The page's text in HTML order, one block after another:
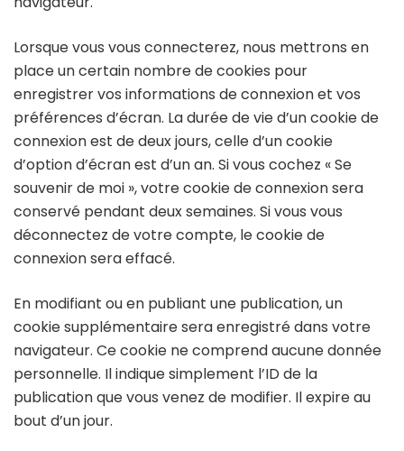
Lorsque vous vous connecterez, nous mettrons en
place un certain nombre de cookies pour
enregistrer vos informations de connexion et vos
préférences d’écran. La durée de vie d’un cookie de
connexion est de deux jours, celle d’un cookie
d’option d’écran est d’un an. Si vous cochez « Se
souvenir de moi », votre cookie de connexion sera
conservé pendant deux semaines. Si vous vous
déconnectez de votre compte, le cookie de
connexion sera effacé.
En modifiant ou en publiant une publication, un
cookie supplémentaire sera enregistré dans votre
navigateur. Ce cookie ne comprend aucune donnée
personnelle. Il indique simplement l’ID de la
publication que vous venez de modifier. Il expire au
bout d’un jour.